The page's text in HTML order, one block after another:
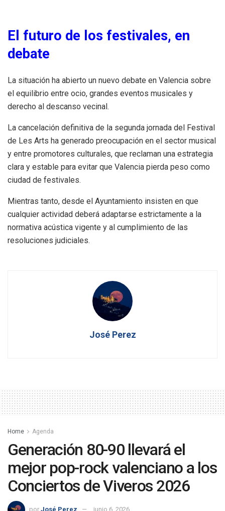
El futuro de los festivales, en
debate
La situación ha abierto un nuevo debate en Valencia sobre
el equilibrio entre ocio, grandes eventos musicales y
derecho al descanso vecinal.
La cancelación definitiva de la segunda jornada del Festival
de Les Arts ha generado preocupación en el sector musical
y entre promotores culturales, que reclaman una estrategia
clara y estable para evitar que Valencia pierda peso como
ciudad de festivales.
Mientras tanto, desde el Ayuntamiento insisten en que
cualquier actividad deberá adaptarse estrictamente a la
normativa acústica vigente y al cumplimiento de las
resoluciones judiciales.
José Perez
Home Agenda
Generación 80-90 llevará el
mejor pop-rock valenciano a los
Conciertos de Viveros 2026
por José Perez junio 6, 2026